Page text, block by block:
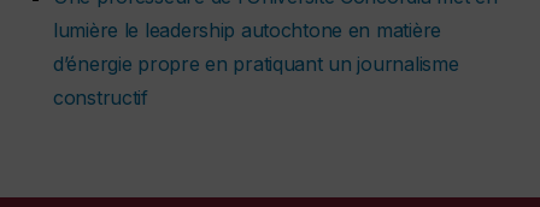
lumière le leadership autochtone en matière
d’énergie propre en pratiquant un journalisme
constructif